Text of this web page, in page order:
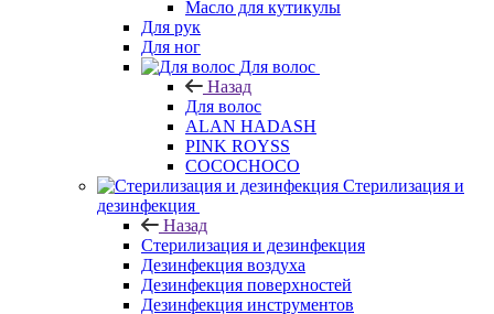
Масло для кутикулы
Для рук
Для ног
Для волос
Назад
Для волос
ALAN HADASH
PINK ROYSS
COCOCHOCO
Стерилизация и
дезинфекция
Назад
Стерилизация и дезинфекция
Дезинфекция воздуха
Дезинфекция поверхностей
Дезинфекция инструментов